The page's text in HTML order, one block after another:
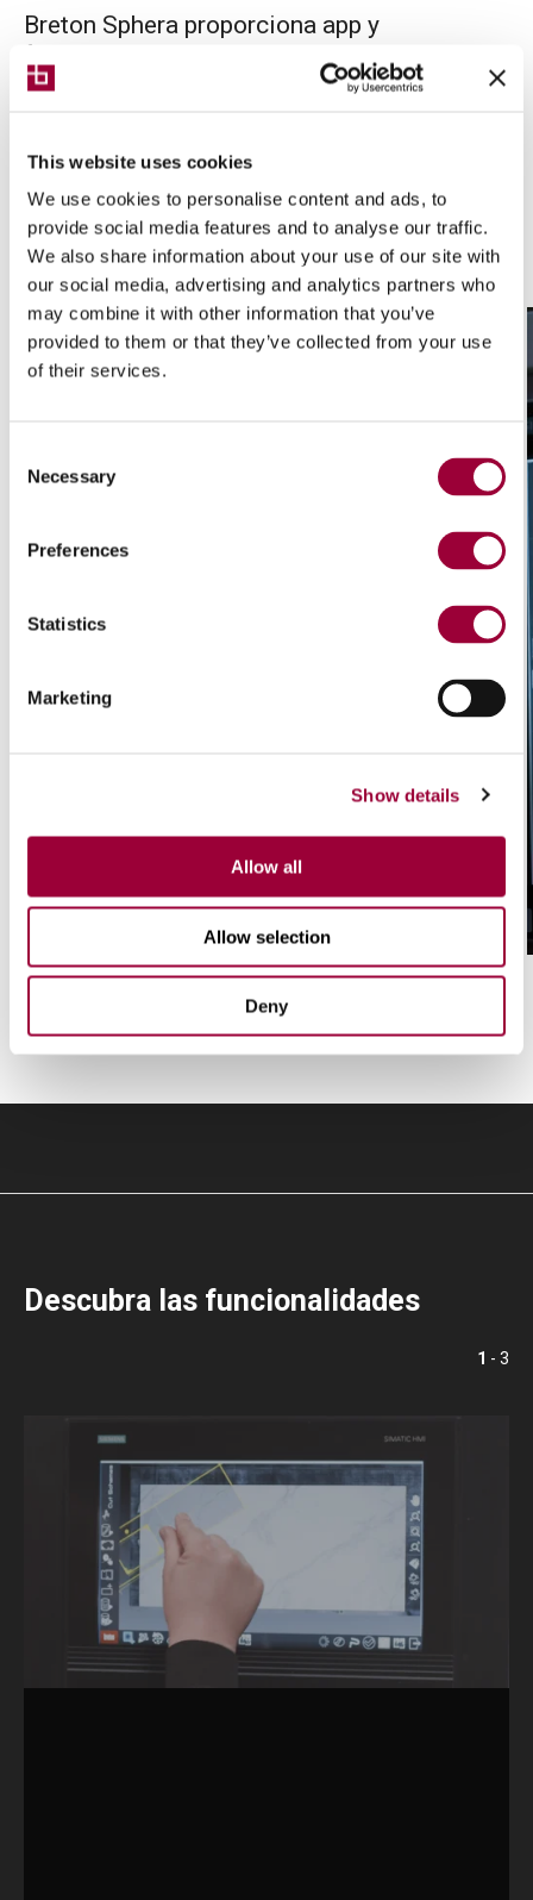
This website uses cookies
We use cookies to personalise content and ads, to
provide social media features and to analyse our traffic.
We also share information about your use of our site with
our social media, advertising and analytics partners who
may combine it with other information that you’ve
provided to them or that they’ve collected from your use
of their services.
Selection
Necessary
Preferences
Statistics
Marketing
Show details
Allow all
Allow selection
Deny
Breton Sphera proporciona app y
funcionalidades tan evolucionadas que
permite reducir los tiempos de
Secuencias automáticas
Descubra las funcionalidades
1 - 3